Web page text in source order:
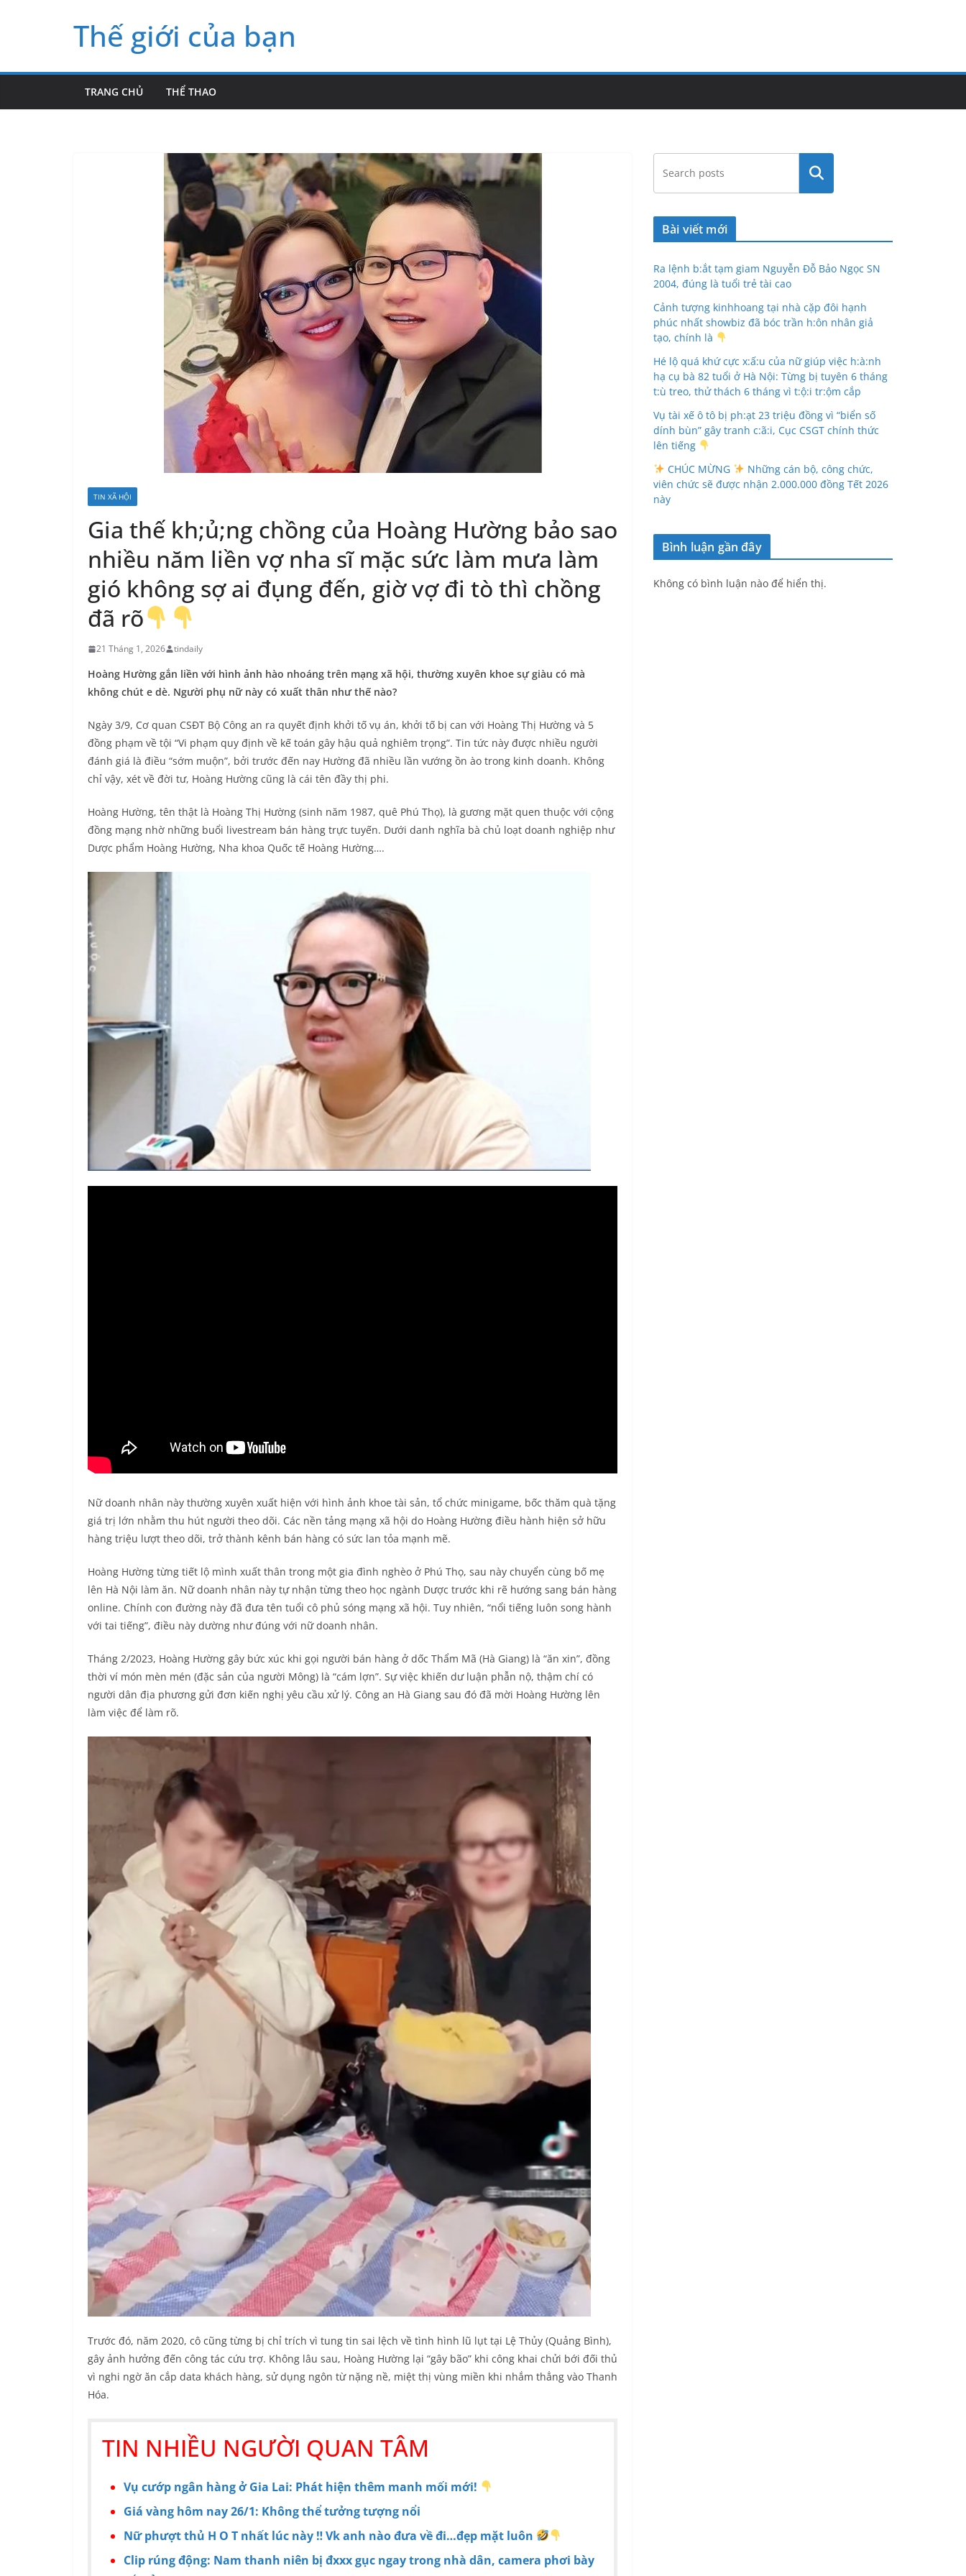
Thế giới của bạn
TRANG CHỦ THỂ THAO
TIN XÃ HỘI
Gia thế kh;ủ;ng chồng của Hoàng Hường bảo sao
nhiều năm liền vợ nha sĩ mặc sức làm mưa làm
gió không sợ ai đụng đến, giờ vợ đi tò thì chồng
đã rõ
21 Tháng 1, 2026 tindaily
Hoàng Hường gắn liền với hình ảnh hào nhoáng trên mạng xã hội, thường xuyên khoe sự giàu có mà
không chút e dè. Người phụ nữ này có xuất thân như thế nào?
Ngày 3/9, Cơ quan CSĐT Bộ Công an ra quyết định khởi tố vụ án, khởi tố bị can với Hoàng Thị Hường và 5
đồng phạm về tội “Vi phạm quy định về kế toán gây hậu quả nghiêm trọng”. Tin tức này được nhiều người
đánh giá là điều “sớm muộn”, bởi trước đến nay Hường đã nhiều lần vướng ồn ào trong kinh doanh. Không
chỉ vậy, xét về đời tư, Hoàng Hường cũng là cái tên đầy thị phi.
Hoàng Hường, tên thật là Hoàng Thị Hường (sinh năm 1987, quê Phú Thọ), là gương mặt quen thuộc với cộng
đồng mạng nhờ những buổi livestream bán hàng trực tuyến. Dưới danh nghĩa bà chủ loạt doanh nghiệp như
Dược phẩm Hoàng Hường, Nha khoa Quốc tế Hoàng Hường….
Nữ doanh nhân này thường xuyên xuất hiện với hình ảnh khoe tài sản, tổ chức minigame, bốc thăm quà tặng
giá trị lớn nhằm thu hút người theo dõi. Các nền tảng mạng xã hội do Hoàng Hường điều hành hiện sở hữu
hàng triệu lượt theo dõi, trở thành kênh bán hàng có sức lan tỏa mạnh mẽ.
Hoàng Hường từng tiết lộ mình xuất thân trong một gia đình nghèo ở Phú Thọ, sau này chuyển cùng bố mẹ
lên Hà Nội làm ăn. Nữ doanh nhân này tự nhận từng theo học ngành Dược trước khi rẽ hướng sang bán hàng
online. Chính con đường này đã đưa tên tuổi cô phủ sóng mạng xã hội. Tuy nhiên, “nổi tiếng luôn song hành
với tai tiếng”, điều này dường như đúng với nữ doanh nhân.
Tháng 2/2023, Hoàng Hường gây bức xúc khi gọi người bán hàng ở dốc Thẩm Mã (Hà Giang) là “ăn xin”, đồng
thời ví món mèn mén (đặc sản của người Mông) là “cám lợn”. Sự việc khiến dư luận phẫn nộ, thậm chí có
người dân địa phương gửi đơn kiến nghị yêu cầu xử lý. Công an Hà Giang sau đó đã mời Hoàng Hường lên
làm việc để làm rõ.
Trước đó, năm 2020, cô cũng từng bị chỉ trích vì tung tin sai lệch về tình hình lũ lụt tại Lệ Thủy (Quảng Bình),
gây ảnh hưởng đến công tác cứu trợ. Không lâu sau, Hoàng Hường lại “gây bão” khi công khai chửi bới đối thủ
vì nghi ngờ ăn cắp data khách hàng, sử dụng ngôn từ nặng nề, miệt thị vùng miền khi nhắm thẳng vào Thanh
Hóa.
TIN NHIỀU NGƯỜI QUAN TÂM
Vụ cướp ngân hàng ở Gia Lai: Phát hiện thêm manh mối mới!
Giá vàng hôm nay 26/1: Không thể tưởng tượng nổi
Nữ phượt thủ H O T nhất lúc này ‼ Vk anh nào đưa về đi…đẹp mặt luôn
Clip rúng động: Nam thanh niên bị đxxx gục ngay trong nhà dân, camera phơi bày
Tìm
kiếm
Bài viết mới
Ra lệnh b:ắt tạm giam Nguyễn Đỗ Bảo Ngọc SN
2004, đúng là tuổi trẻ tài cao
Cảnh tượng kinhhoang tại nhà cặp đôi hạnh
phúc nhất showbiz đã bóc trần h:ôn nhân giả
tạo, chính là
Hé lộ quá khứ cực x:ấ:u của nữ giúp việc h:à:nh
hạ cụ bà 82 tuổi ở Hà Nội: Từng bị tuyên 6 tháng
t:ù treo, thử thách 6 tháng vì t:ộ:i tr:ộm cắp
Vụ tài xế ô tô bị ph:ạt 23 triệu đồng vì “biển số
dính bùn” gây tranh c:ã:i, Cục CSGT chính thức
lên tiếng
CHÚC MỪNG
Những cán bộ, công chức,
viên chức sẽ được nhận 2.000.000 đồng Tết 2026
này
Bình luận gần đây
Không có bình luận nào để hiển thị.